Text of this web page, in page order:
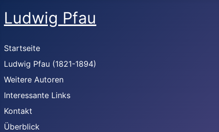
Ludwig Pfau
Startseite
Ludwig Pfau (1821-1894)
Weitere Autoren
Interessante Links
Kontakt
Überblick